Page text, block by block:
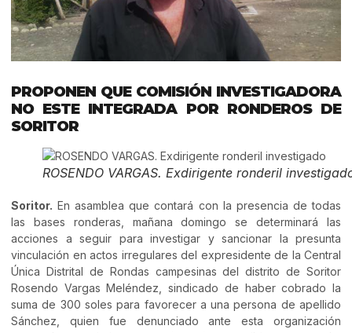
PROPONEN QUE COMISIÓN INVESTIGADORA
NO ESTE INTEGRADA POR RONDEROS DE
SORITOR
ROSENDO VARGAS. Exdirigente ronderil
Soritor. En asamblea que contará con la presencia de todas
las bases ronderas, mañana domingo se determinará las
acciones a seguir para investigar y sancionar la presunta
vinculación en actos irregulares del expresidente de la Central
Única Distrital de Rondas campesinas del distrito de Soritor
Rosendo Vargas Meléndez, sindicado de haber cobrado la
suma de 300 soles para favorecer a una persona de apellido
Sánchez, quien fue denunciado ante esta organización